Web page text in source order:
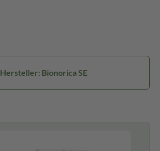
Hersteller: Bionorica SE